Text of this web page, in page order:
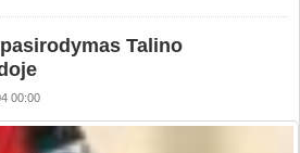
Talino
00:00